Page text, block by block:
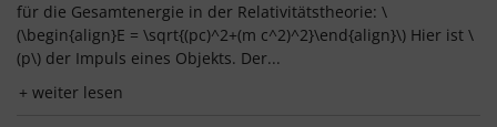
für die Gesamtenergie in der Relativitätstheorie: \
(\begin{align}E = \sqrt{(pc)^2+(m c^2)^2}\end{align}\) Hier ist \
(p\) der Impuls eines Objekts. Der...
weiter lesen